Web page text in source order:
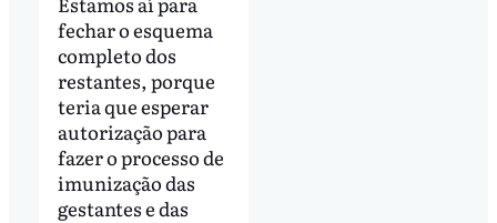
fechar o esquema
completo dos
restantes, porque
teria que esperar
autorização para
fazer o processo de
imunização das
gestantes e das